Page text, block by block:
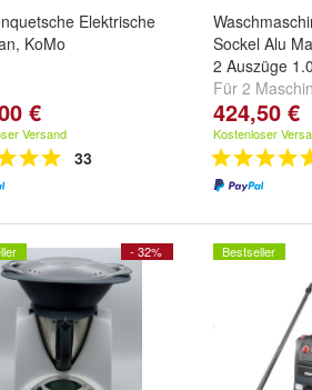
Elektrische
KoMo
€
Versand
33
Sockel Alu
2 Auszüge
Für 2
Ausführung
424,50 €
Kostenloser
- 32% Bestseller